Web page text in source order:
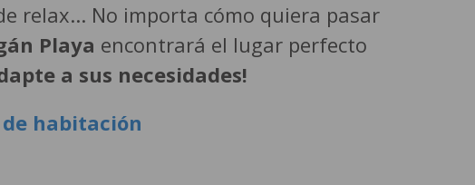
relax... No importa cómo quiera pasar
Playa encontrará el lugar perfecto
a sus necesidades!
habitación